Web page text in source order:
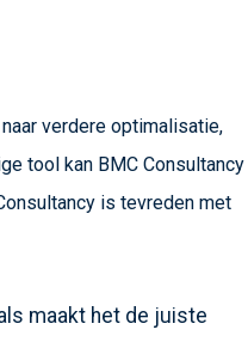
verdere optimalisatie,
tool kan BMC Consultancy
is tevreden met
maakt het de juiste